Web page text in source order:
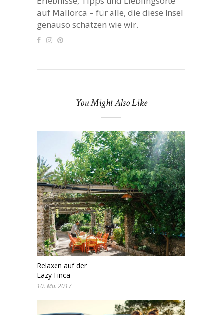
auf Mallorca – für alle, die diese Insel
genauso schätzen wie wir.
You Might Also Like
Relaxen auf der
Lazy Finca
10. Mai 2017